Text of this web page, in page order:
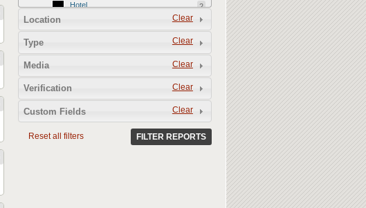
Hotel 2
2
0
kereskedelmi / commercial
egyéb / other 12
kulturális / cultural
BEFEJEZETLEN ÉPÜLET /
UNFINISHED BUILDING
13
Clear
Location
Clear
Type
Clear
Media
Clear
Verification
Clear
Custom Fields
Reset all filters FILTER REPORTS